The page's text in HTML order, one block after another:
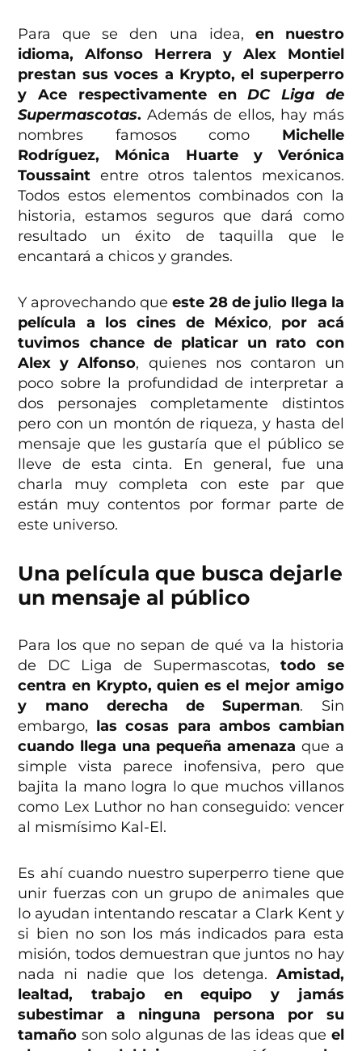
Para que se den una idea, en nuestro
idioma, Alfonso Herrera y Alex Montiel
prestan sus voces a Krypto, el superperro
y Ace respectivamente enDC Liga de
Supermascotas. Además de ellos, hay más
nombres famosos como Michelle
Rodríguez, Mónica Huarte y Verónica
Toussaint entre otros talentos mexicanos.
Todos estos elementos combinados con la
historia, estamos seguros que dará como
resultado un éxito de taquilla que le
encantará a chicos y grandes.
Y aprovechando queeste 28 de julio llega la
película a los cines de México, por acá
tuvimos chance de platicar un rato con
Alex y Alfonso, quienes nos contaron un
poco sobre la profundidad de interpretar a
dos personajes completamente distintos
pero con un montón de riqueza, y hasta del
mensaje que les gustaría que el público se
lleve de esta cinta. En general, fue una
charla muy completa con este par que
están muy contentos por formar parte de
este universo.
Una película que busca dejarle
un mensaje al público
Para los que no sepan de qué va la historia
de DC Liga de Supermascotas,todo se
centra en Krypto, quien es el mejor amigo
y mano derecha de Superman. Sin
embargo, las cosas para ambos cambian
cuando llega una pequeña amenaza que a
simple vista parece inofensiva, pero que
bajita la mano logra lo que muchos villanos
como Lex Luthor no han conseguido: vencer
al mismísimo Kal-El.
Es ahí cuando nuestro superperro tiene que
unir fuerzas con un grupo de animales que
lo ayudan intentando rescatar a Clark Kent y
si bien no son los más indicados para esta
misión, todos demuestran que juntos no hay
nada ni nadie que los detenga. Amistad,
lealtad, trabajo en equipo y jamás
subestimar a ninguna persona por su
tamaño son solo algunas de las ideas que el